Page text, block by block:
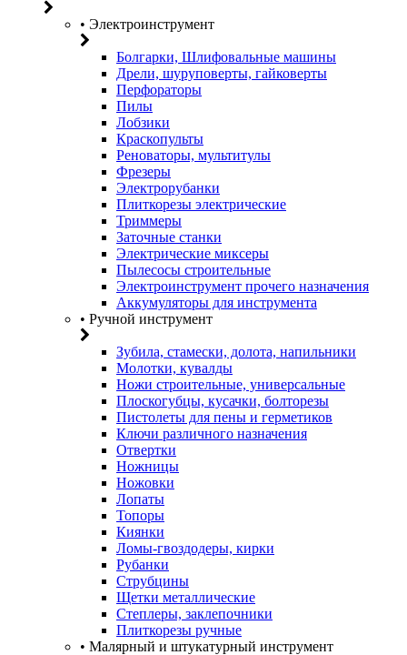
• Электроинструмент
Болгарки, Шлифовальные машины
Дрели, шуруповерты, гайковерты
Перфораторы
Пилы
Лобзики
Краскопульты
Реноваторы, мультитулы
Фрезеры
Электрорубанки
Плиткорезы электрические
Триммеры
Заточные станки
Электрические миксеры
Пылесосы строительные
Электроинструмент прочего назначения
Аккумуляторы для инструмента
• Ручной инструмент
Зубила, стамески, долота, напильники
Молотки, кувалды
Ножи строительные, универсальные
Плоскогубцы, кусачки, болторезы
Пистолеты для пены и герметиков
Ключи различного назначения
Отвертки
Ножницы
Ножовки
Лопаты
Топоры
Киянки
Ломы-гвоздодеры, кирки
Рубанки
Струбцины
Щетки металлические
Степлеры, заклепочники
Плиткорезы ручные
• Малярный и штукатурный инструмент